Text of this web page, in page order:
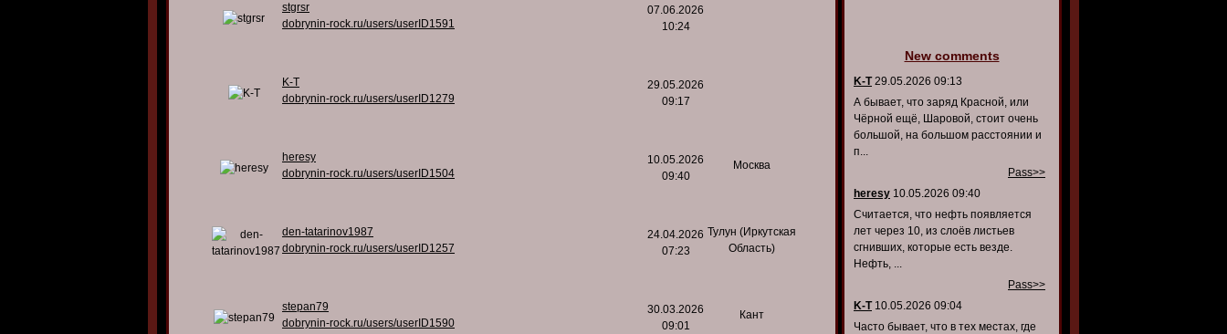
stgrsr
dobrynin-rock.ru/users/userID1591
07.06.2026
10:24
K-T
dobrynin-rock.ru/users/userID1279
29.05.2026
09:17
heresy
dobrynin-rock.ru/users/userID1504
10.05.2026
09:40
Москва
den-tatarinov1987
dobrynin-rock.ru/users/userID1257
24.04.2026
07:23
Тулун (Иркутская
Область)
stepan79
dobrynin-rock.ru/users/userID1590
30.03.2026
09:01
Кант
New comments
K-T29.05.2026 09:13
А бывает, что заряд Красной, или
Чёрной ещё, Шаровой, стоит очень
большой, на большом расстоянии и
п...
Pass>>
heresy 10.05.2026 09:40
Считается, что нефть появляется
лет через 10, из слоёв листьев
сгнивших, которые есть везде.
Нефть, ...
Pass>>
K-T10.05.2026 09:04
Часто бывает, что в тех местах, где